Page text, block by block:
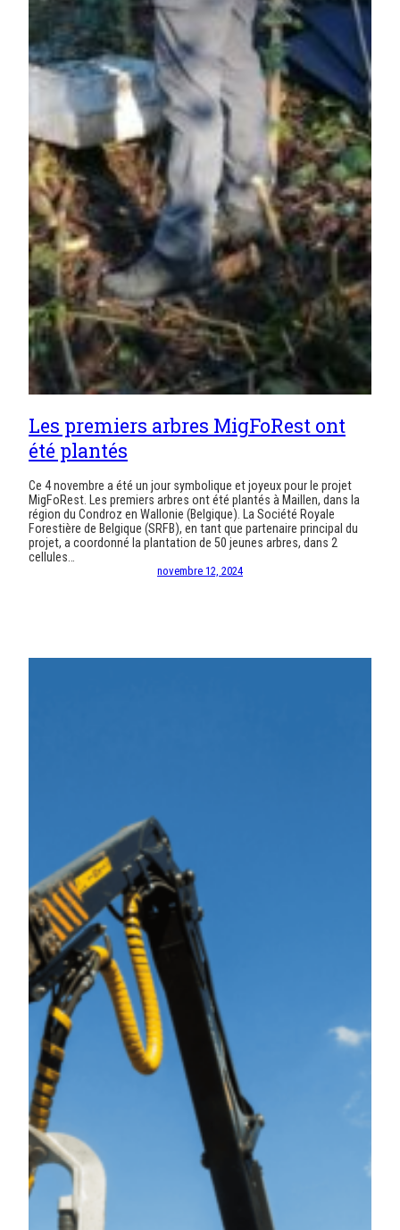
Les premiers arbres MigFoRest ont
été plantés
Ce 4 novembre a été un jour symbolique et joyeux pour le projet
MigFoRest. Les premiers arbres ont été plantés à Maillen, dans la
région du Condroz en Wallonie (Belgique). La Société Royale
Forestière de Belgique (SRFB), en tant que partenaire principal du
projet, a coordonné la plantation de 50 jeunes arbres, dans 2
cellules…
novembre 12, 2024